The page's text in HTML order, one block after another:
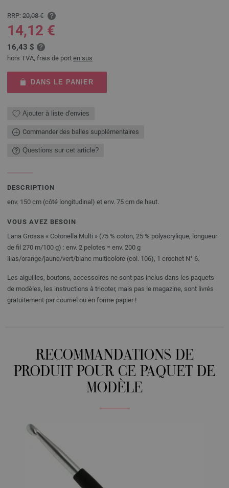
RRP: 20,08 €
14,12 €
16,43 $
hors TVA, frais de port en sus
DANS LE PANIER
Ajouter à liste d'envies
Commander des balles supplémentaires
Questions sur cet article?
DESCRIPTION
env. 150 cm (côté longitudinal) et env. 75 cm de haut.
VOUS AVEZ BESOIN
Lana Grossa « Cotonella Multi » (75 % coton, 25 % polyacrylique, longueur
de fil 270 m/100 g) : env. 2 pelotes = env. 200 g
lilas/orange/jaune/vert/blanc multicolore (col. 106), 1 crochet N° 6.
Les aiguilles, boutons, accessoires ne sont pas inclus dans les paquets
de modèles, les instructions à tricoter, mais pas le magazine, sont livrés
gratuitement par courriel ou en forme papier !
RECOMMANDATIONS DE
PRODUIT POUR CE PAQUET DE
MODÈLE